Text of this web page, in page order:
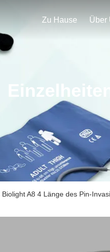
Zu Hause Über
Biolight A8 4 Länge des Pin-